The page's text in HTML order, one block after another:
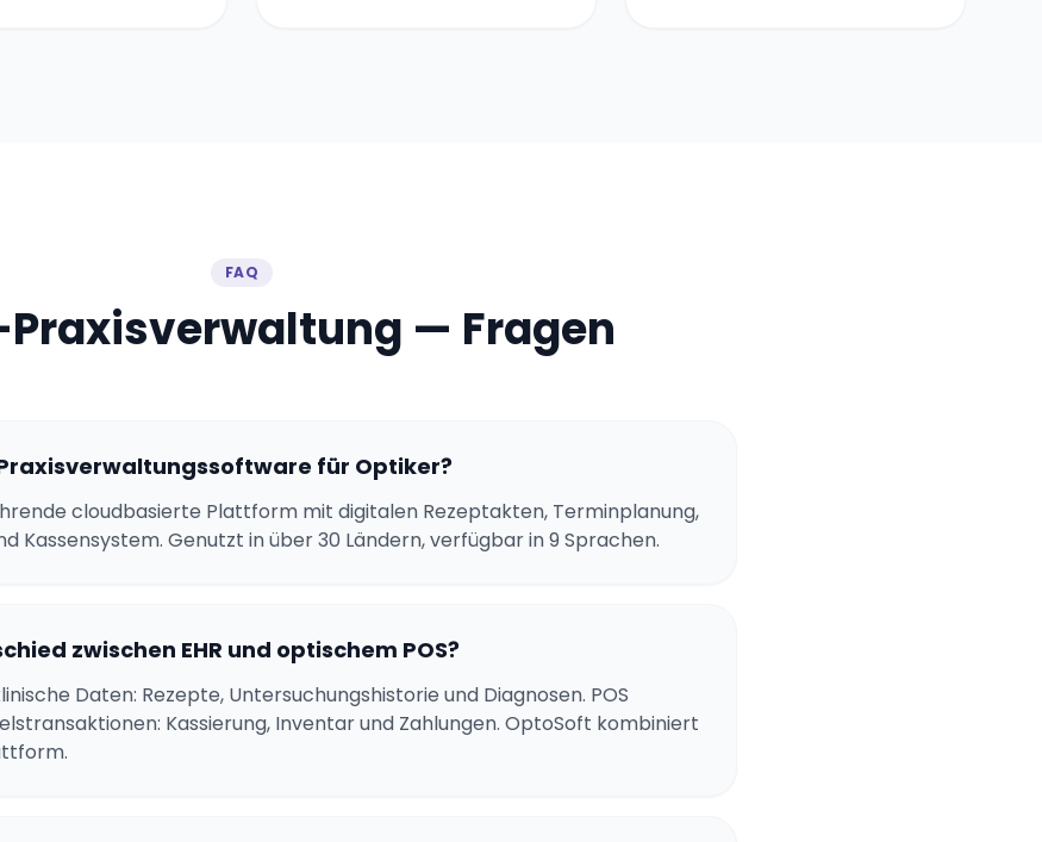
FAQ
— Fragen
für Optiker?
cloudbasierte Plattform mit digitalen Rezeptakten, Terminplanung,
Kassensystem. Genutzt in über 30 Ländern, verfügbar in 9 Sprachen.
zwischen EHR und optischem POS?
Daten: Rezepte, Untersuchungshistorie und Diagnosen. POS
Kassierung, Inventar und Zahlungen. OptoSoft kombiniert